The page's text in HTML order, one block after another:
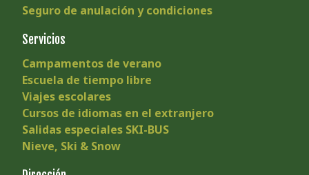
Seguro de anulación y condiciones
Servicios
Campamentos de verano
Escuela de tiempo libre
Viajes escolares
Cursos de idiomas en el extranjero
Salidas especiales SKI-BUS
Nieve, Ski & Snow